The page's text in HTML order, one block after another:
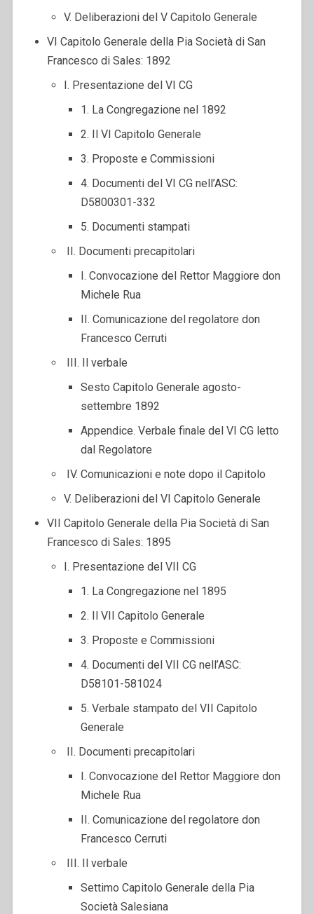
V. Deliberazioni del V Capitolo Generale
VI Capitolo Generale della Pia Società di San
Francesco di Sales: 1892
I. Presentazione del VI CG
1. La Congregazione nel 1892
2. Il VI Capitolo Generale
3. Proposte e Commissioni
4. Documenti del VI CG nell’ASC:
D5800301-332
5. Documenti stampati
II. Documenti precapitolari
I. Convocazione del Rettor Maggiore don
Michele Rua
II. Comunicazione del regolatore don
Francesco Cerruti
III. Il verbale
Sesto Capitolo Generale agosto-
settembre 1892
Appendice. Verbale finale del VI CG letto
dal Regolatore
IV. Comunicazioni e note dopo il Capitolo
V. Deliberazioni del VI Capitolo Generale
VII Capitolo Generale della Pia Società di San
Francesco di Sales: 1895
I. Presentazione del VII CG
1. La Congregazione nel 1895
2. Il VII Capitolo Generale
3. Proposte e Commissioni
4. Documenti del VII CG nell’ASC:
D58101-581024
5. Verbale stampato del VII Capitolo
Generale
II. Documenti precapitolari
I. Convocazione del Rettor Maggiore don
Michele Rua
II. Comunicazione del regolatore don
Francesco Cerruti
III. Il verbale
Settimo Capitolo Generale della Pia
Società Salesiana